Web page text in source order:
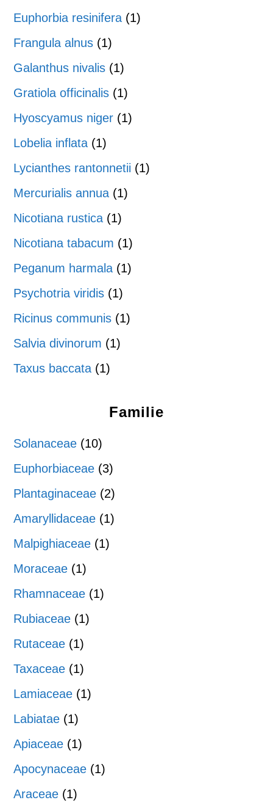
Euphorbia resinifera (1)
Frangula alnus (1)
Galanthus nivalis (1)
Gratiola officinalis (1)
Hyoscyamus niger (1)
Lobelia inflata (1)
Lycianthes rantonnetii (1)
Mercurialis annua (1)
Nicotiana rustica (1)
Nicotiana tabacum (1)
Peganum harmala (1)
Psychotria viridis (1)
Ricinus communis (1)
Salvia divinorum (1)
Taxus baccata (1)
Familie
Solanaceae (10)
Euphorbiaceae (3)
Plantaginaceae (2)
Amaryllidaceae (1)
Malpighiaceae (1)
Moraceae (1)
Rhamnaceae (1)
Rubiaceae (1)
Rutaceae (1)
Taxaceae (1)
Lamiaceae (1)
Labiatae (1)
Apiaceae (1)
Apocynaceae (1)
Araceae (1)